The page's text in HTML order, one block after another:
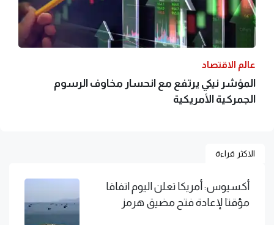
عالم الاقتصاد
المؤشر نيكي يرتفع مع انحسار مخاوف الرسوم
الجمركية الأمريكية
الاكثر قراءة
أكسيوس: أمريكا تعلن اليوم اتفاقا
مؤقتا لإعادة فتح مضيق هرمز